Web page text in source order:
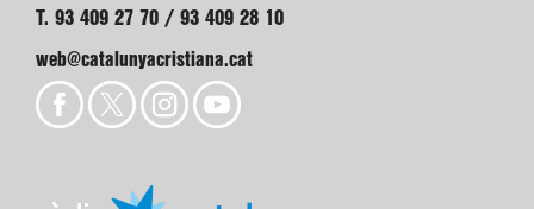
T. 93 409 27 70 / 93 409 28 10
web@catalunyacristiana.cat